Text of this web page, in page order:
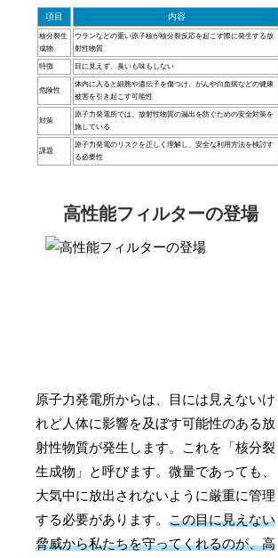
項目 内容
核分裂生
成物
ウランなどの重い原子核が核分裂反応を起こす際に発生する放
射性物質
特徴 目に見えず、臭いも味もしない
危険性
体内に入ると細胞や遺伝子を傷つけ、がんや白血病などの健康
被害を引き起こす可能性
対策
原子力発電所では、放射性物質の漏出を防ぐための安全対策を
施している
課題
原子力発電のリスクを正しく理解し、安全な利用方法を検討す
る必要性
高性能フィルターの登場
原子力発電所からは、目には見えないけ
れど人体に影響を及ぼす可能性のある放
射性物質が発生します。これを「核分裂
生成物」と呼びます。微量であっても、
大気中に放出されないように厳重に管理
する必要があります。この目に見えない
脅威から私たちを守ってくれるのが、高